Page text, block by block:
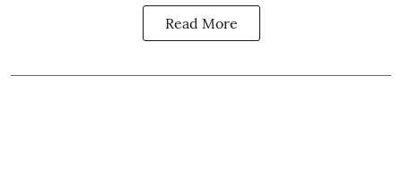
Read More